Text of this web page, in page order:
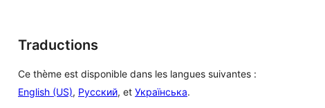
Traductions
Ce thème est disponible dans les langues suivantes :
English (US), Русский, et Українська.